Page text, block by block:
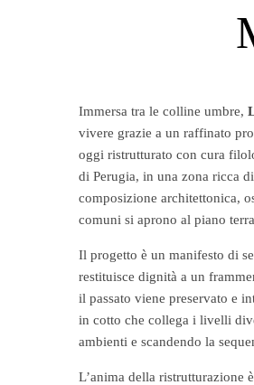
Immersa tra le colline umbre,
vivere grazie a un raffinato
oggi ristrutturato con cura
di Perugia, in una zona ricca
composizione architettonica,
comuni si aprono al piano
Il progetto è un manifesto di
restituisce dignità a un
il passato viene preservato e
in cotto che collega i livelli
ambienti e scandendo la
L’anima della ristrutturazione